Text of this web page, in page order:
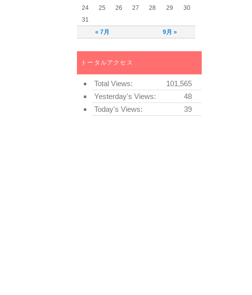
24
25 26 27 28 29
30
31
« 7月
9月 »
トータルアクセス
Today's Views: 39
Yesterday's Views: 48
Total Views: 101,565